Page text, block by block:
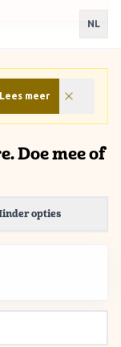
NL
Lees meer
Doe mee of
opties